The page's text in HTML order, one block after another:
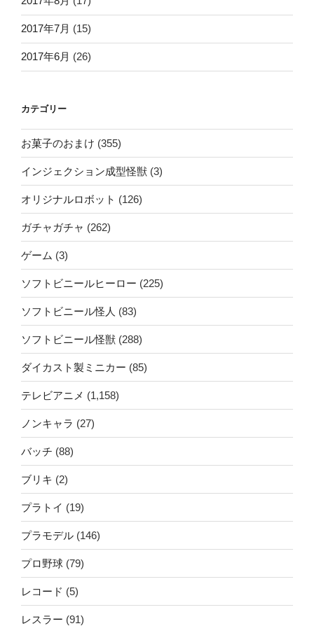
2017年7月 (15)
2017年6月 (26)
カテゴリー
お菓子のおまけ (355)
インジェクション成型怪獣 (3)
オリジナルロボット (126)
ガチャガチャ (262)
ゲーム (3)
ソフトビニールヒーロー (225)
ソフトビニール怪人 (83)
ソフトビニール怪獣 (288)
ダイカスト製ミニカー (85)
テレビアニメ (1,158)
ノンキャラ (27)
バッチ (88)
ブリキ (2)
プラトイ (19)
プラモデル (146)
プロ野球 (79)
レコード (5)
レスラー (91)